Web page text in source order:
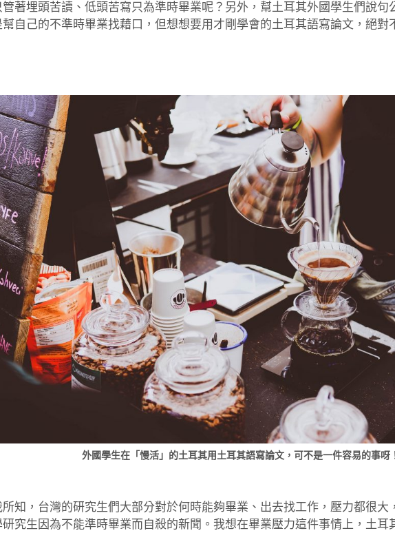
管著埋頭苦讀、低頭苦寫只為準時畢業呢？另外，幫土耳其外國學生們說句
幫自己的不準時畢業找藉口，但想想要用才剛學會的土耳其語寫論文，絕對
外國學生在「慢活」的土耳其用土耳其語寫論文，可不是一件容易的事呀
所知，台灣的研究生們大部分對於何時能夠畢業、出去找工作，壓力都很大
研究生因為不能準時畢業而自殺的新聞。我想在畢業壓力這件事情上，土耳